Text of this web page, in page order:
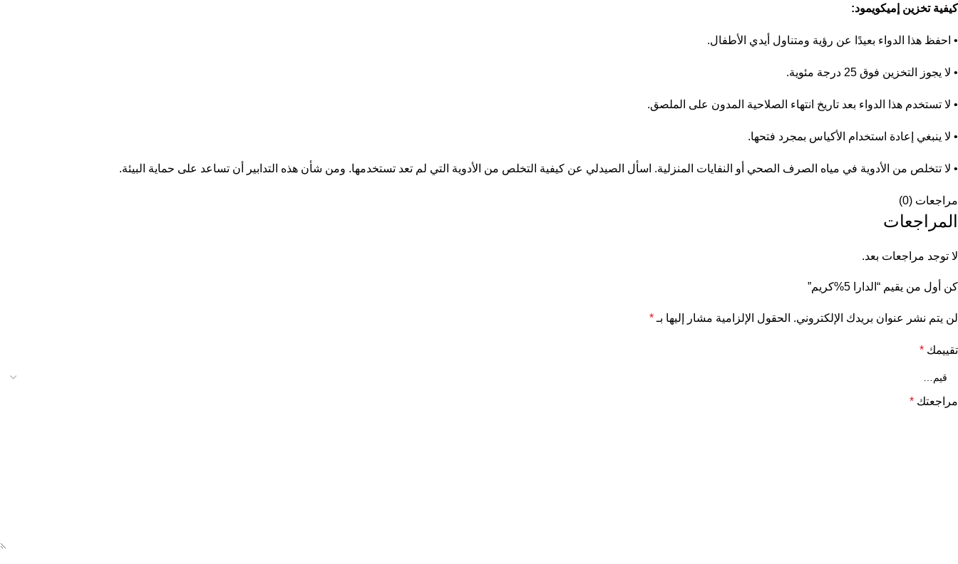
كيفية تخزين إميكويمود:
• احفظ هذا الدواء بعيدًا عن رؤية ومتناول أيدي الأطفال.
• لا يجوز التخزين فوق 25 درجة مئوية.
• لا تستخدم هذا الدواء بعد تاريخ انتهاء الصلاحية المدون على الملصق.
• لا ينبغي إعادة استخدام الأكياس بمجرد فتحها.
• لا تتخلص من الأدوية في مياه الصرف الصحي أو النفايات المنزلية. اسأل الصيدلي عن كيفية التخلص من الأدوية التي لم تعد تستخدمها. ومن شأن هذه التدابير أن تساعد على حماية البيئة.
مراجعات (0)
المراجعات
لا توجد مراجعات بعد.
كن أول من يقيم “الدارا 5%كريم”
لن يتم نشر عنوان بريدك الإلكتروني. الحقول الإلزامية مشار إليها بـ *
تقييمك *
مراجعتك *